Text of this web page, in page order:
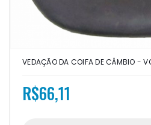
VEDAÇÃO DA COIFA DE CÂMBIO -
R$66,11